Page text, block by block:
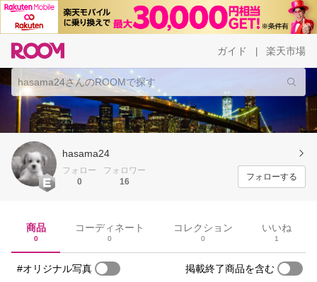
ガイド 楽天市場
hasama24
フォロー
0
フォロワー
16
フォローする
商品
0
コーディネート
0
コレクション
0
いいね
1
#オリジナル写真 掲載終了商品を含む